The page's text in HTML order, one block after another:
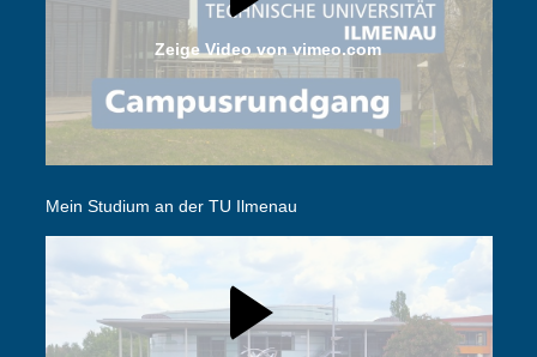
Zeige Video von vimeo.com
Mein Studium an der TU Ilmenau